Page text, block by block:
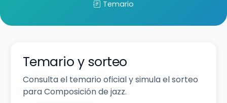
Temario
Temario y sorteo
Consulta el temario oficial y simula el sorteo
para Composición de jazz.